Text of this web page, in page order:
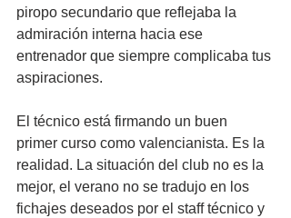
piropo secundario que reflejaba la
admiración interna hacia ese
entrenador que siempre complicaba tus
aspiraciones.
El técnico está firmando un buen
primer curso como valencianista. Es la
realidad. La situación del club no es la
mejor, el verano no se tradujo en los
fichajes deseados por el staff técnico y